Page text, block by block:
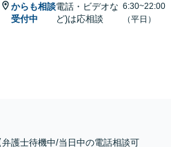
からも相談
受付中
電話・ビデオな
ど)は応相談
6:30~22:00
（平日）
弁護士待機中/当日中の電話相談可